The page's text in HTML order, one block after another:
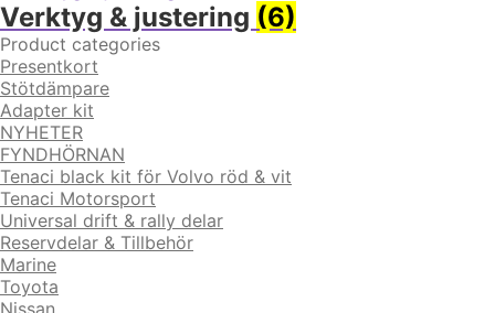
Verktyg & justering (6)
Product categories
Presentkort
Stötdämpare
Adapter kit
NYHETER
FYNDHÖRNAN
Tenaci black kit för Volvo röd & vit
Tenaci Motorsport
Universal drift & rally delar
Reservdelar & Tillbehör
Marine
Toyota
Nissan